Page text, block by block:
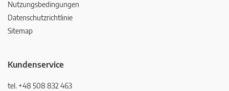
Nutzungsbedingungen
Datenschutzrichtlinie
Sitemap
Kundenservice
tel. +48 508 832 463